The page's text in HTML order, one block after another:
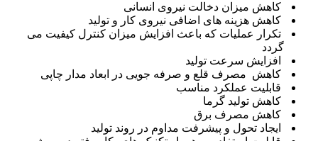
کاهش میزان دخالت نیروی انسانی
کاهش هزینه های اضافی نیروی کار و تولید
تکرار عملیات که باعث افزایش میزان کنترل کیفیت می
گردد
افزایش سرعت تولید
کاهش مصرف قلع و صرفه جویی در ابعاد مدار چاپی
قابلیت عملکرد مناسب
کاهش تولید گرما
کاهش مصرف برق
ایجاد تحول و پیشرفت مداوم در روند تولید